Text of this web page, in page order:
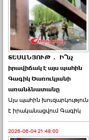
ՏԵՍԱՆՅՈՒԹ․ Ի՞նչ
իրավիճակ է այս պահին
Գագիկ Ծառուկյանի
առանձնատանը
Այս պահին խուզարկություն
է իրականացվում Գագիկ
2026-06-04 21:48:00